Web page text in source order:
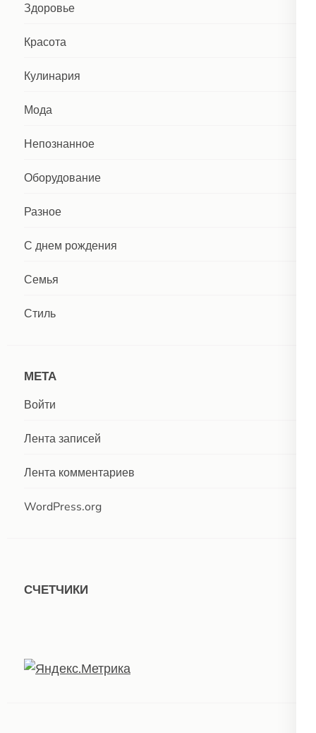
Здоровье
Красота
Кулинария
Мода
Непознанное
Оборудование
Разное
С днем рождения
Семья
Стиль
МЕТА
Войти
Лента записей
Лента комментариев
WordPress.org
СЧЕТЧИКИ